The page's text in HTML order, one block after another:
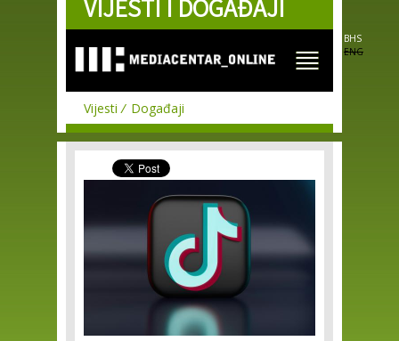
Skip to
main
VIJESTI I DOGAĐAJI
BHS
ENG
Vijesti Događaji